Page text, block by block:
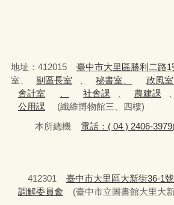
地址：412015 臺中市大里區勝利二路1
室、
副區長室 秘書室、 政風室
會計室
社會課 農建課
公用課
(纖維博物館三、四樓)
本所總機
電話：( 04 ) 2406-
412301 臺中市大里區大新街36-1
調解委員會
(臺中市立圖書館大里大